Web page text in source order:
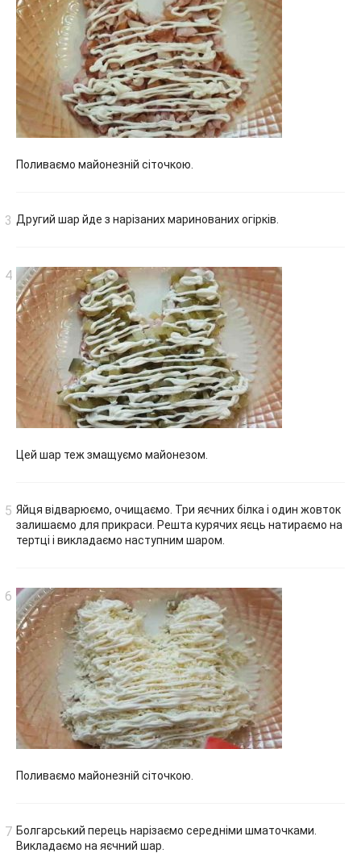
Поливаємо майонезній сіточкою.
Другий шар йде з нарізаних маринованих огірків.
Цей шар теж змащуємо майонезом.
Яйця відварюємо, очищаємо. Три яєчних білка і один жовток
залишаємо для прикраси. Решта курячих яєць натираємо на
тертці і викладаємо наступним шаром.
Поливаємо майонезній сіточкою.
Болгарський перець нарізаємо середніми шматочками.
Викладаємо на яєчний шар.